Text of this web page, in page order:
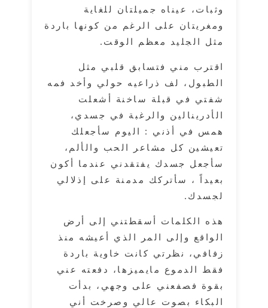
وثبات، عيناه جميلتان للغاية
ومغريتان على الرغم من كونها باردة
مثل الجليد معظم الوقت.
اقترب مني فتسابق قلبي مثل
الطبول، لف ذراعيه حولي وأخد فمه
شفتي في قبلة ساخنة أشعلت
الأدرينالين والرغبة في جسدي،
همس في أذني : اليوم سأجعلك
تعيشين كل مشاعر الحب والألم،
سأجعل جسدك يفتقدني عندما أكون
بعيداً ، سأتركك مدمنة على إذلالي
لجسدك.
هذه الكلمات أسقطتني إلى أرض
الواقع وإلى المر الذي أعيشه منذ
زفافي، نظرتي كانت خاوية باردة
فقط الدموع مايميزها، دفعته عني
بقوة فصفعني على وجهي، بدأت
البكاء بصوت عالي وصرخت أني